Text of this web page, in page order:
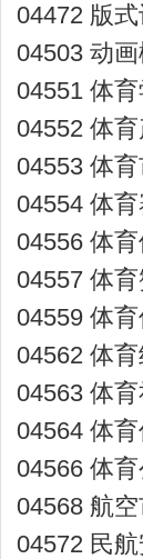
04472 版
04503 动
04551 体
04552 体
04553 体
04554 体
04556 体
04557 体
04559 体
04562 体
04563 体
04564 体
04566 体
04568 航
04572 民